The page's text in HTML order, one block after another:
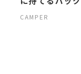
CAMPER